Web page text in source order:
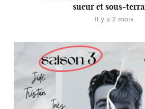
sueur et sous-
Il y a 2 mois